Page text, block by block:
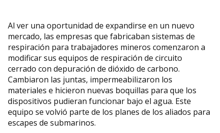
Al ver una oportunidad de expandirse en un nuevo
mercado, las empresas que fabricaban sistemas de
respiración para trabajadores mineros comenzaron a
modificar sus equipos de respiración de circuito
cerrado con depuración de dióxido de carbono.
Cambiaron las juntas, impermeabilizaron los
materiales e hicieron nuevas boquillas para que los
dispositivos pudieran funcionar bajo el agua. Este
equipo se volvió parte de los planes de los aliados para
escapes de submarinos.